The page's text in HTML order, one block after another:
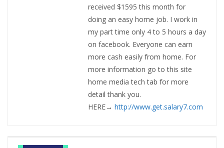
received $1595 this month for
doing an easy home job. I work in
my part time only 4 to 5 hours a day
on facebook. Everyone can earn
more cash easily from home. For
more information go to this site
home media tech tab for more
detail thank you.
HERE→ http://www.get.salary7.com